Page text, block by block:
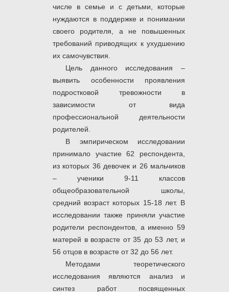
числе в семье и с детьми, которые
нуждаются в поддержке и понимании
своего родителя, а не повышенных
требований приводящих к ухудшению
их самочувствия.
Цель данного исследования –
выявить особенности проявления
подростковой тревожности в
зависимости от вида
профессиональной деятельности
родителей.
В эмпирическом исследовании
принимало участие 62 респондента,
из которых 36 девочек и 26 мальчиков
– ученики 9-11 классов
общеобразовательной школы,
средний возраст которых 15-18 лет. В
исследовании также приняли участие
родители респондентов, а именно 59
матерей в возрасте от 35 до 53 лет, и
56 отцов в возрасте от 32 до 56 лет.
Методами теоретического
исследования являются анализ и
синтез работ посвященных